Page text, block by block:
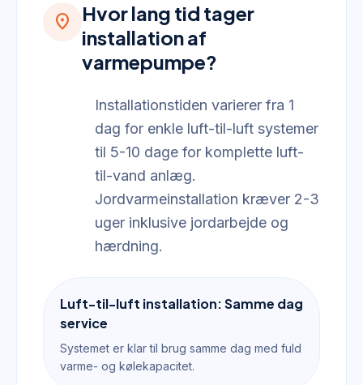
location_on
Hvor lang tid tager
installation af
varmepumpe?
Installationstiden varierer fra 1
dag for enkle luft-til-luft systemer
til 5-10 dage for komplette luft-
til-vand anlæg.
Jordvarmeinstallation kræver 2-3
uger inklusive jordarbejde og
hærdning.
Luft-til-luft installation: Samme dag
service
Systemet er klar til brug samme dag med fuld
varme- og kølekapacitet.